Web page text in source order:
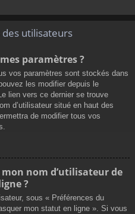
utilisateurs
paramètres ?
vos paramètres sont stockés dans
les modifier depuis le
lien vers ce dernier se trouve
d’utilisateur situé en haut des
de modifier tous vos
nom d’utilisateur de
?
sous « Préférences du
mon statut en ligne ». Si vous